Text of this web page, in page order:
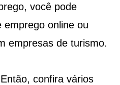
você pode
emprego online ou
empresas de turismo.
confira vários